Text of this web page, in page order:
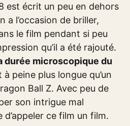
est écrit un peu en dehors
a l’occasion de briller,
le film pendant si peu
qu’il a été rajouté.
durée microscopique du
à peine plus longue qu’un
Ball Z. Avec peu de
son intrigue mal
ce film un film.